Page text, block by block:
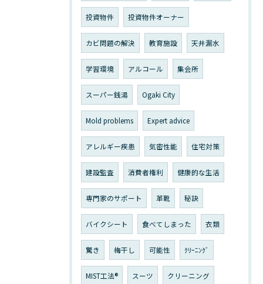
投資物件 投資物件オーナー
カビ問題の解決 教育施設 天井漏水
学習環境 アルコール 集会所
スーパー銭湯 Ogaki City
Mold problems Expert advice
アレルギー疾患 気密性能 住宅対策
建設監査 消費者権利 健康的な生活
専門家のサポート 革靴 秘訣
バイクシート 食べてしまった 衣類
驚き 梅干し 可能性 ｸﾘｰﾆﾝｸﾞ
MIST工法® スーツ クリーニング